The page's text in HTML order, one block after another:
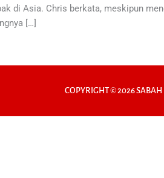
di Asia. Chris berkata, meskipun
[…]
COPYRIGHT © 2026 SABAH